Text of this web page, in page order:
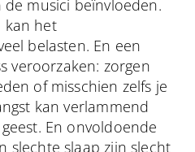
musici beïnvloeden.
kan het
belasten. En een
veroorzaken: zorgen
of misschien zelfs je
kan verlammend
En onvoldoende
slechte slaap zijn slecht